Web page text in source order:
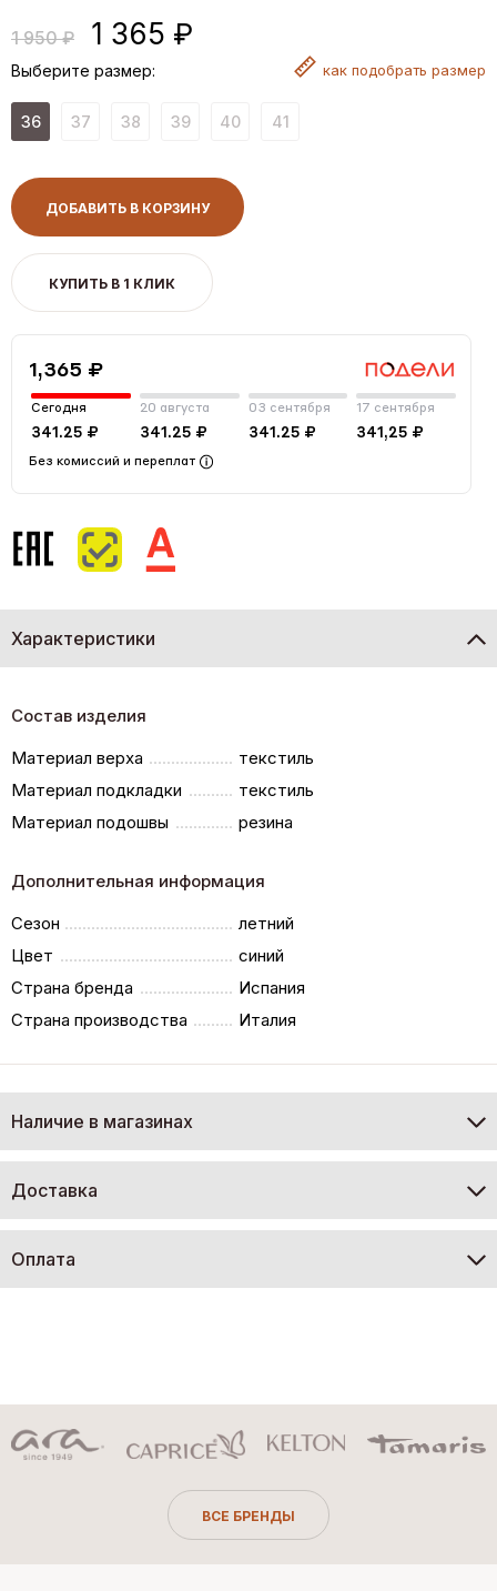
1 950 ₽ 1 365 ₽
Выберите размер: как подобрать размер
36 37 38 39 40 41
ДОБАВИТЬ В КОРЗИНУ
КУПИТЬ В 1 КЛИК
1,365 ₽
Сегодня
341.25 ₽
20 августа
341.25 ₽
03 сентября
341.25 ₽
17 сентября
341,25 ₽
Без комиссий и переплат
Характеристики
Состав изделия
Материал верха
текстиль
Материал подкладки
текстиль
Материал подошвы
резина
Дополнительная информация
Сезон
летний
Цвет
синий
Страна бренда
Испания
Страна производства
Италия
Наличие в магазинах
Доставка
Оплата
ВСЕ БРЕНДЫ